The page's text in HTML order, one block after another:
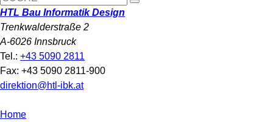
HTL Bau Informatik Design
Trenkwalderstraße 2
A-6026 Innsbruck
Tel.: +43 5090 2811
Fax: +43 5090 2811-900
direktion@htl-ibk.at
Home